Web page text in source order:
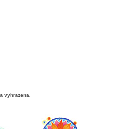
vyhrazena.